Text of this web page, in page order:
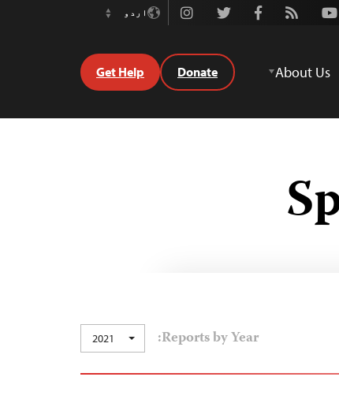
Youtube
Rss
Facebook
Twitter
Instagram
اردو
Switch
About Us
Donate
Get Help
Reports by Year:
2021